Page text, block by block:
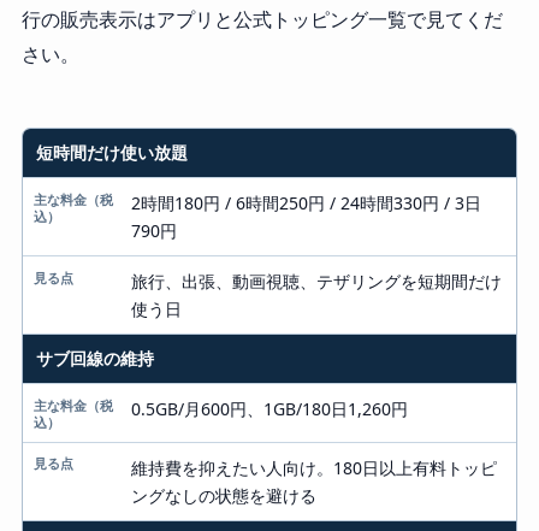
行の販売表示はアプリと公式トッピング一覧で見てくだ
さい。
使い方
主な料金（税込）
見る点
短時間だけ使い放題
2時間180円 / 6時間250円 / 24時間330円 / 3日
790円
旅行、出張、動画視聴、テザリングを短期間だけ
使う日
サブ回線の維持
0.5GB/月600円、1GB/180日1,260円
維持費を抑えたい人向け。180日以上有料トッピ
ングなしの状態を避ける